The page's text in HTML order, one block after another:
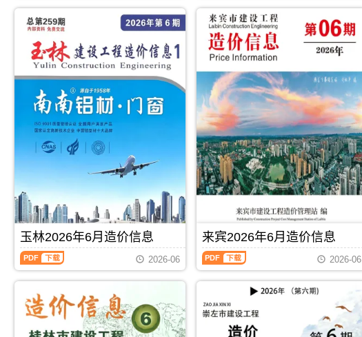
信
信
息)，
百
色
市
建
设
工
程
价
信
PDF 下载
月
造
信
(北
海
工
程
造
价
信
息)，
北
设
工
程
造
价
息
网
PDF 下载
玉林2026年6月造价信息
玉
林
月
2026-06
来宾2026年6月造价信息
来
宾
月
2026-06